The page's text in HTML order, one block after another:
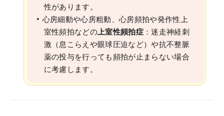
性があります。
心房細動や心房粗動、心房頻拍や発作性上
室性頻拍などの上室性頻拍症 ：迷走神経刺
激（息こらえや眼球圧迫など）や抗不整脈
薬の投与を行っても頻拍が止まらない場合
に考慮します。